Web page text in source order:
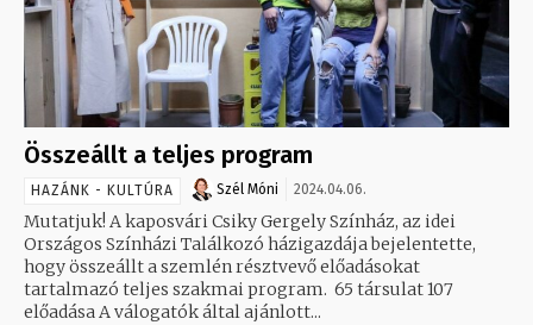
Összeállt a teljes program
HAZÁNK - KULTÚRA Szél Móni 2024.04.06.
Mutatjuk! A kaposvári Csiky Gergely Színház, az idei
Országos Színházi Találkozó házigazdája bejelentette,
hogy összeállt a szemlén résztvevő előadásokat
tartalmazó teljes szakmai program. 65 társulat 107
előadása A válogatók által ajánlott...